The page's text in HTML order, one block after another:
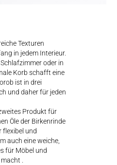
Texturen
in jedem Interieur.
oder in
Korb schafft eine
ist in drei
und daher für jeden
Produkt für
Öle der Birkenrinde
flexibel und
auch eine weiche,
für Möbel und
.